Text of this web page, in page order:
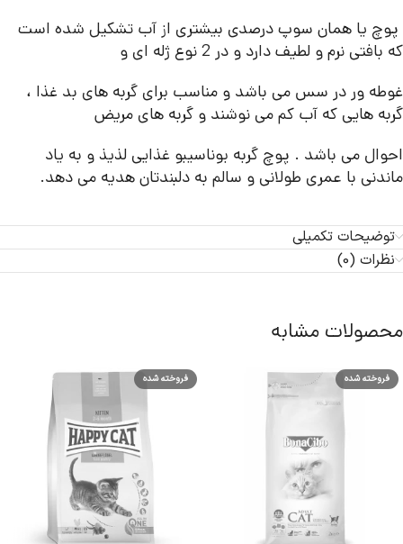
پوچ یا همان سوپ درصدی بیشتری از آب تشکیل شده است
که بافتی نرم و لطیف دارد و در 2 نوع ژله ای و
غوطه ور در سس می باشد و مناسب برای گربه های بد غذا ،
گربه هایی که آب کم می نوشند و گربه های مریض
احوال می باشد . پوچ گربه بوناسیبو غذایی لذیذ و به یاد
ماندنی با عمری طولانی و سالم به دلبندتان هدیه می دهد.
توضیحات تکمیلی
نظرات (0)
محصولات مشابه
فروخته شده فروخته شده